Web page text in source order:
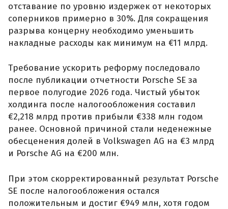
отставание по уровню издержек от некоторых
соперников примерно в 30%. Для сокращения
разрыва концерну необходимо уменьшить
накладные расходы как минимум на €11 млрд.
Требование ускорить реформу последовало
после публикации отчетности Porsche SE за
первое полугодие 2026 года. Чистый убыток
холдинга после налогообложения составил
€2,218 млрд против прибыли €338 млн годом
ранее. Основной причиной стали неденежные
обесценения долей в Volkswagen AG на €3 млрд
и Porsche AG на €200 млн.
При этом скорректированный результат Porsche
SE после налогообложения остался
положительным и достиг €949 млн, хотя годом